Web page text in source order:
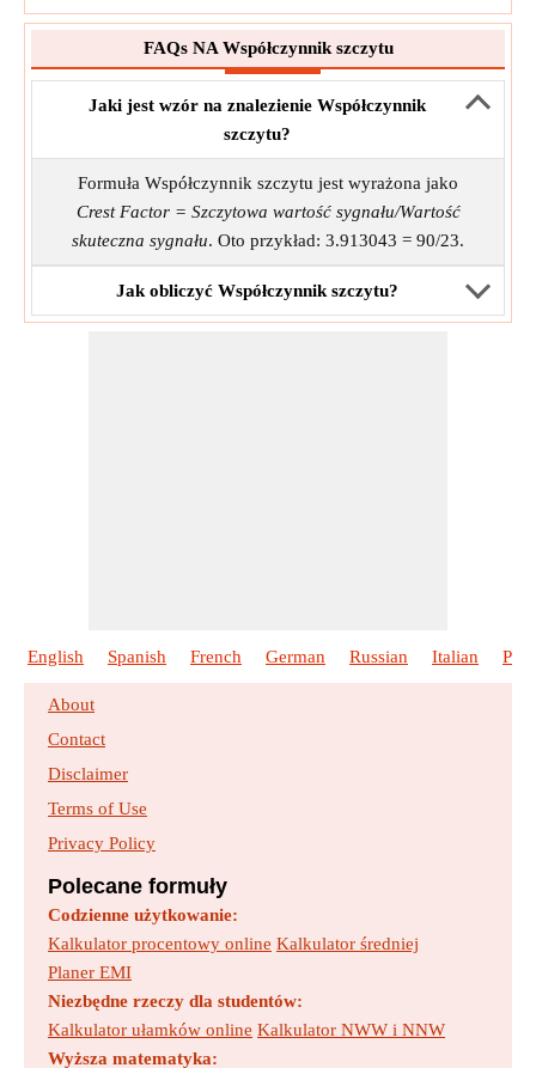
FAQs NA Współczynnik szczytu
Jaki jest wzór na znalezienie Współczynnik
szczytu?
Formuła Współczynnik szczytu jest wyrażona jako
Crest Factor = Szczytowa wartość sygnału/Wartość
skuteczna sygnału. Oto przykład: 3.913043 = 90/23.
Jak obliczyć Współczynnik szczytu?
English Spanish French German Russian Italian
About
Contact
Disclaimer
Terms of Use
Privacy Policy
Polecane formuły
Codzienne użytkowanie:
Kalkulator procentowy online Kalkulator średniej
Planer EMI
Niezbędne rzeczy dla studentów:
Kalkulator ułamków online Kalkulator NWW i NNW
Wyższa matematyka: